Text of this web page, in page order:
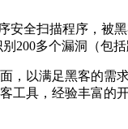
安全扫描程序，被
200多个漏洞（包
，以满足黑客的需
工具，经验丰富的